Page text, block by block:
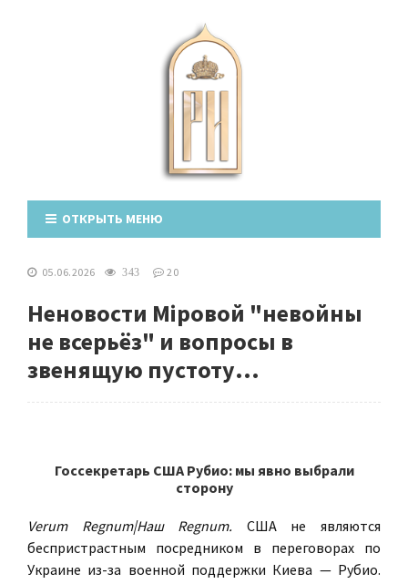
ОТКРЫТЬ МЕНЮ
05.06.2026 343 20
Неновости Мiровой "невойны
не всерьёз" и вопросы в
звенящую пустоту...
Госсекретарь США Рубио: мы явно выбрали
сторону
Verum Regnum|Наш Regnum. США не являются
беспристрастным посредником в переговорах по
Украине из-за военной поддержки Киева — Рубио.